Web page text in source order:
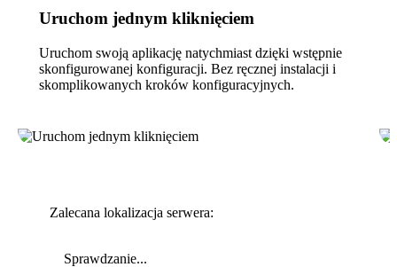
Uruchom jednym kliknięciem
Uruchom swoją aplikację natychmiast dzięki wstępnie
skonfigurowanej konfiguracji. Bez ręcznej instalacji i
skomplikowanych kroków konfiguracyjnych.
Zalecana lokalizacja serwera:
Sprawdzanie...